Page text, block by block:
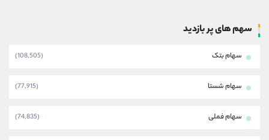
سهم های پر بازدید
سهام بتک (108,505)
سهام شستا (77,915)
سهام فملی (74,835)